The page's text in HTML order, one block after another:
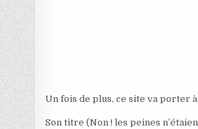
Un fois de plus, ce site va porter
Son titre (Non ! les peines